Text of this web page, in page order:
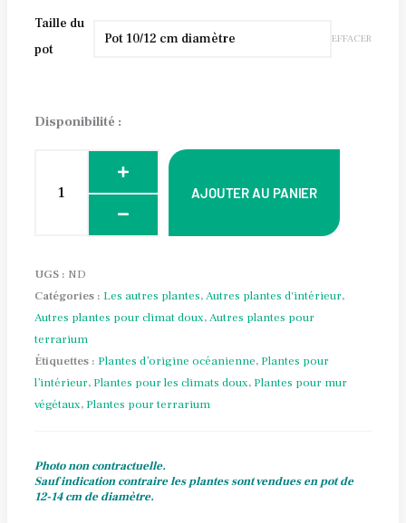
Taille du
pot
EFFACER
Disponibilité :
quantité
de
AJOUTER AU PANIER
UGS : ND
Catégories : Les autres plantes,Autres plantes d'intérieur,
Autres plantes pour climat doux,Autres plantes pour
terrarium
Étiquettes : Plantes d’origine océanienne, Plantes pour
l’intérieur, Plantes pour les climats doux, Plantes pour mur
végétaux, Plantes pour terrarium
Photo non contractuelle.
Sauf indication contraire les plantes sont vendues en pot de
12-14 cm de diamètre.